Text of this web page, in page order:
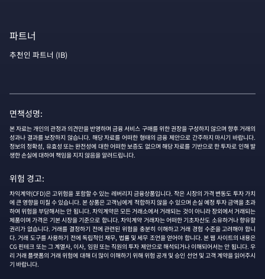
파트너
추천인 파트너 (IB)
면책성명:
본 자료는 개인의 관정과 의견만을 반영하며 금융 서비스 구매를 위한 권장을 구성하지 않으며 향후 거래의
성과나 결과를 보장하지 않습니다. 해당 자료를 어떠한 형태의 금융 제안으로 간주하지 마시기 바랍니다.
정보의 정확성, 유효성 또는 완전성에 대한 어떠한 보증도 없으며 해당 자료를 기반으로 한 투자로 인해 발
생한 손실에 대하여 책임을 지지 않음을 알려드립니다.
위험 경고:
차익계약(CFD)은 고위험을 포함할 수 있는 레버리지 금융상품입니다. 작은 시장의 가격 변동도 투자 가치
에 큰 영향을 미칠 수 있습니다. 본 상품은 고객님에게 적합하지 않을 수 있으며 손실 예정 투자 금액을 초과
하여 위험을 부담해서는 안 됩니다. 차익계약은 모든 거래소에서 거래되는 것이 아니라 장외에서 거래되는
제품이며 가격은 기본 시장을 기준으로 합니다. 차익계약 거래자는 어떠한 기초자산도 소유하거나 향유할
권리가 없습니다. 거래를 결정하기 전에 관련된 위험을 충분히 이해하고 거래 경험 수준을 고려해야 합니
다. 거래 도구를 사용하기 전에 독립적인 재무, 법률 및 세무 조언을 얻어야 합니다. 본 웹 사이트의 내용은
CG 핀테크 또는 그 계열사, 이사, 임원 또는 직원의 투자 제안으로 해석되거나 이해되어서는 안 됩니다. 우
리 거래 플랫폼의 거래 위험에 대해 더 많이 이해하기 위해 위험 공개 및 승인 선언 및 고객 계약을 읽어주시
기 바랍니다.